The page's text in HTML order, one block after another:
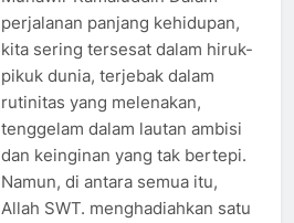
perjalanan panjang kehidupan,
kita sering tersesat dalam hiruk-
pikuk dunia, terjebak dalam
rutinitas yang melenakan,
tenggelam dalam lautan ambisi
dan keinginan yang tak bertepi.
Namun, di antara semua itu,
Allah SWT. menghadiahkan satu